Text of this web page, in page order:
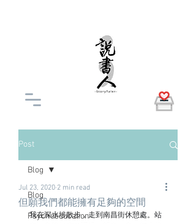
Post
Blog
Psychoeducation
Blog
但願我們都能擁有足夠的空間
Jul 23, 2020 2 min read
我在深水埗散步，走到南昌街休憩處。站